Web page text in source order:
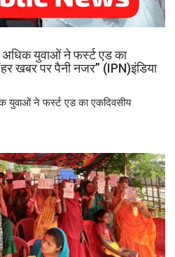
युवाओं ने फर्स्ट एड का
खबर पर पैनी नजर” (IPN)इंडिया
युवाओं ने फर्स्ट एड का एकदिवसीय